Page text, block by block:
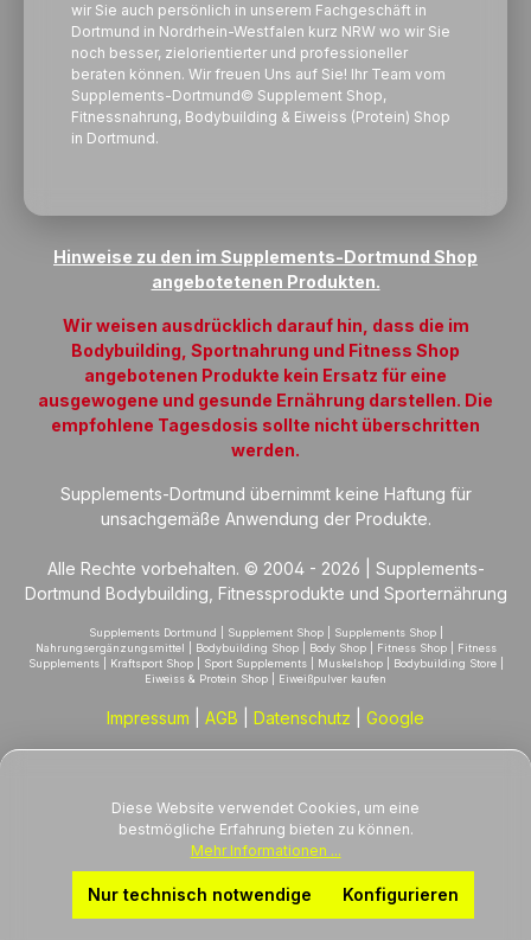
wir Sie auch persönlich in unserem Fachgeschäft in
Dortmund in Nordrhein-Westfalen kurz NRW wo wir Sie
noch besser, zielorientierter und professioneller
beraten können. Wir freuen Uns auf Sie! Ihr Team vom
Supplements-Dortmund© Supplement Shop,
Fitnessnahrung, Bodybuilding & Eiweiss (Protein) Shop
in Dortmund.
Hinweise zu den im Supplements-Dortmund Shop
angebotetenen Produkten.
Wir weisen ausdrücklich darauf hin, dass die im
Bodybuilding, Sportnahrung und Fitness Shop
angebotenen Produkte kein Ersatz für eine
ausgewogene und gesunde Ernährung darstellen. Die
empfohlene Tagesdosis sollte nicht überschritten
werden.
Supplements-Dortmund übernimmt keine Haftung für
unsachgemäße Anwendung der Produkte.
Alle Rechte vorbehalten. © 2004 - 2026 | Supplements-
Dortmund Bodybuilding, Fitnessprodukte und Sporternährung
Supplements Dortmund | Supplement Shop | Supplements Shop |
Nahrungsergänzungsmittel | Bodybuilding Shop | Body Shop | Fitness Shop | Fitness
Supplements | Kraftsport Shop | Sport Supplements | Muskelshop | Bodybuilding Store |
Eiweiss & Protein Shop | Eiweißpulver kaufen
Impressum AGB Datenschutz Google
Diese Website verwendet Cookies, um eine
bestmögliche Erfahrung bieten zu können.
Mehr Informationen ...
Nur technisch notwendige Konfigurieren